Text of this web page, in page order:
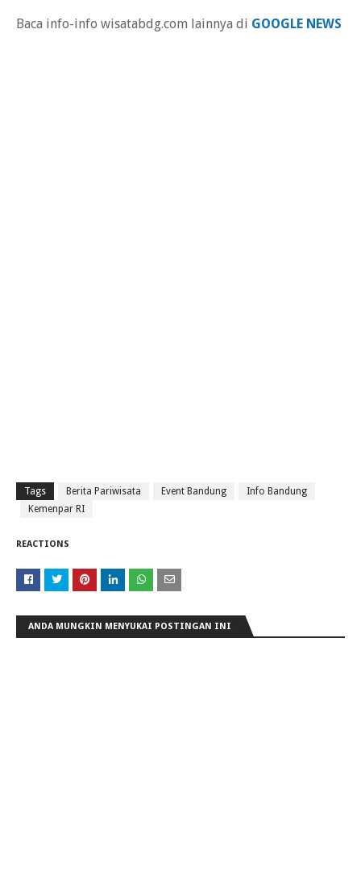
Baca info-info wisatabdg.com lainnya di GOOGLE NEWS
Tags Berita Pariwisata Event Bandung
Info Bandung
Kemenpar RI
REACTIONS
ANDA MUNGKIN MENYUKAI POSTINGAN INI